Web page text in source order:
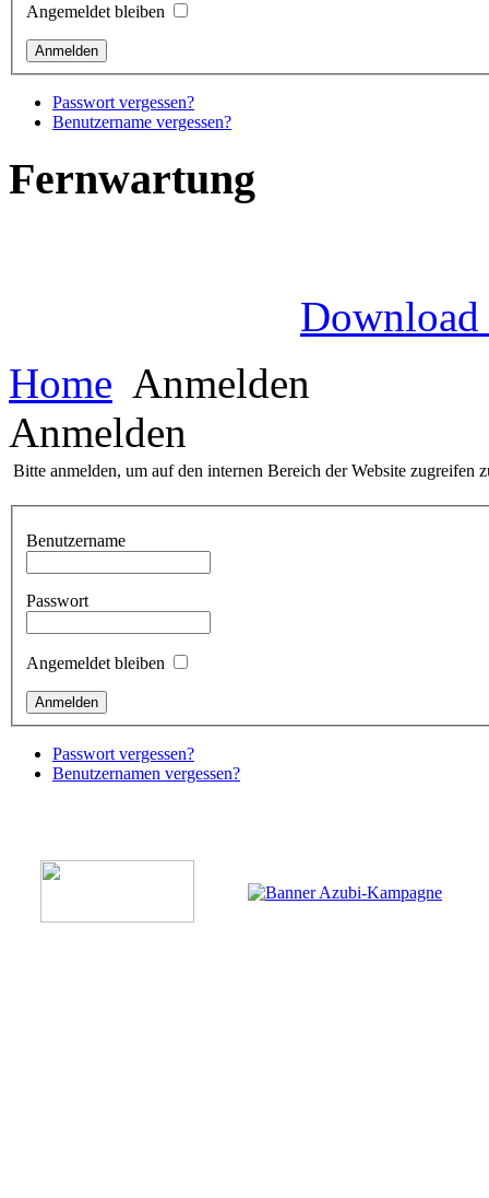
Angemeldet bleiben
Passwort vergessen?
Benutzername vergessen?
Fernwartung
Download
Home Anmelden
Anmelden
Bitte anmelden, um auf den internen Bereich der Website zugreifen
Benutzername
Passwort
Angemeldet bleiben
Passwort vergessen?
Benutzernamen vergessen?